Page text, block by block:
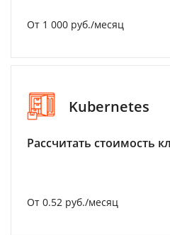
От 1 000 руб./месяц
Kubernetes
Рассчитать стоимость
От 0.52 руб./месяц